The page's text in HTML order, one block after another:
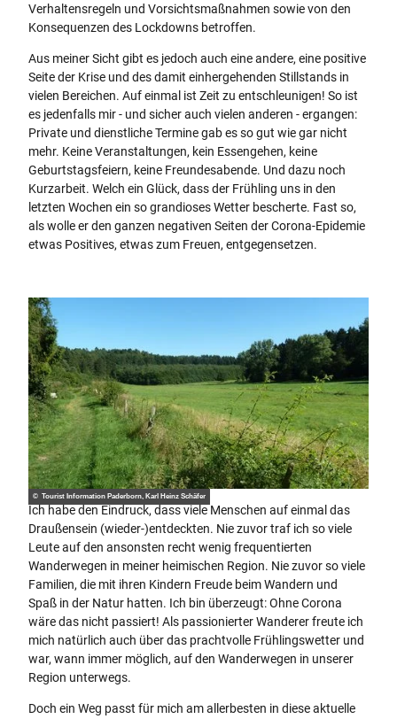
Verhaltensregeln und Vorsichtsmaßnahmen sowie von den
Konsequenzen des Lockdowns betroffen.
Aus meiner Sicht gibt es jedoch auch eine andere, eine positive
Seite der Krise und des damit einhergehenden Stillstands in
vielen Bereichen. Auf einmal ist Zeit zu entschleunigen! So ist
es jedenfalls mir - und sicher auch vielen anderen - ergangen:
Private und dienstliche Termine gab es so gut wie gar nicht
mehr. Keine Veranstaltungen, kein Essengehen, keine
Geburtstagsfeiern, keine Freundesabende. Und dazu noch
Kurzarbeit. Welch ein Glück, dass der Frühling uns in den
letzten Wochen ein so grandioses Wetter bescherte. Fast so,
als wolle er den ganzen negativen Seiten der Corona-Epidemie
etwas Positives, etwas zum Freuen, entgegensetzen.
© Tourist Information Paderborn, Karl Heinz Schäfer
Ich habe den Eindruck, dass viele Menschen auf einmal das
Draußensein (wieder-)entdeckten. Nie zuvor traf ich so viele
Leute auf den ansonsten recht wenig frequentierten
Wanderwegen in meiner heimischen Region. Nie zuvor so viele
Familien, die mit ihren Kindern Freude beim Wandern und
Spaß in der Natur hatten. Ich bin überzeugt: Ohne Corona
wäre das nicht passiert! Als passionierter Wanderer freute ich
mich natürlich auch über das prachtvolle Frühlingswetter und
war, wann immer möglich, auf den Wanderwegen in unserer
Region unterwegs.
Doch ein Weg passt für mich am allerbesten in diese aktuelle